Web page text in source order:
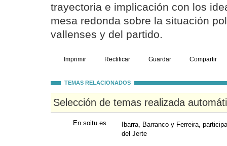
trayectoria e implicación con los
mesa redonda sobre la situación
vallenses y del partido.
Imprimir Rectificar Guardar Compartir
TEMAS RELACIONADOS
Selección de temas realizada
En soitu.es
Ibarra, Barranco y Ferreira,
del Jerte